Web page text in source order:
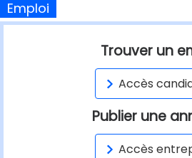
Emploi
Trouver un
Accès
Publier une
Accès